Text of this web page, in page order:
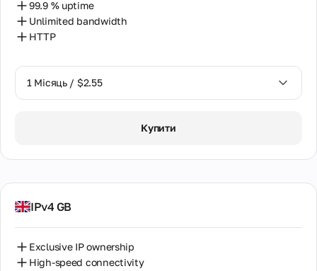
99.9 % uptime
Unlimited bandwidth
HTTP
1 Місяць / $2.55
Купити
IPv4 GB
Exclusive IP ownership
High-speed connectivity